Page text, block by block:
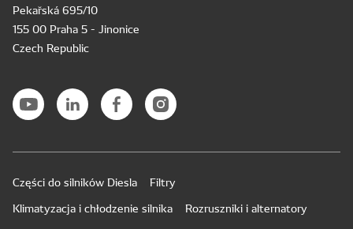
Pekařská 695/10
155 00 Praha 5 - Jinonice
Czech Republic
Części do silników Diesla
Filtry
Klimatyzacja i chłodzenie silnika
Rozruszniki i alternatory